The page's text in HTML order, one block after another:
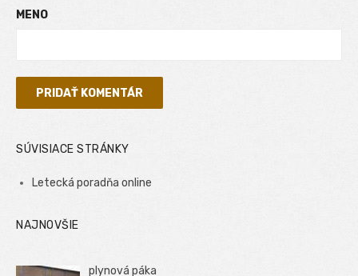
MENO
SÚVISIACE STRÁNKY
Letecká poradňa online
NAJNOVŠIE
plynová páka